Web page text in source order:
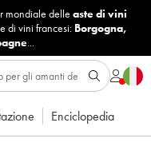
mondiale delle aste di vini
di vini francesi: Borgogna,
...
Enciclopedia